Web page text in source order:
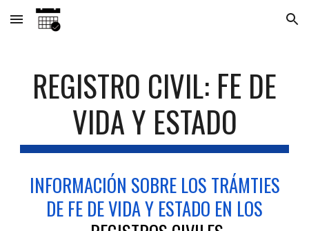
Skip to main content Skip to navigation
REGISTRO CIVIL: FE DE
VIDAY ESTADO
INFORMACIÓN SOBRE LOS TRÁMTIES
DE FE DE VIDA Y ESTADO EN LOS